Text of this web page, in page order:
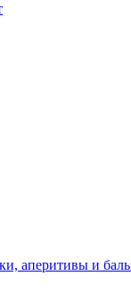
аперитивы и